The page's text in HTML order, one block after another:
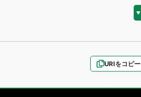
URIをコピー